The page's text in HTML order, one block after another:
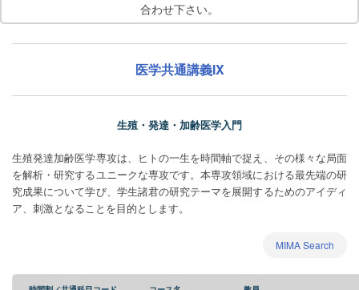
合わせ下さい。
医学共通講義IX
生殖・発達・加齢医学入門
生殖発達加齢医学専攻は、ヒトの一生を時間軸で捉え、その様々な局面
を解析・研究するユニークな専攻です。本専攻領域における最先端の研
究成果について学び、学生諸君の研究テーマを展開するためのアイディ
ア、刺激となることを目的とします。
MIMA Search